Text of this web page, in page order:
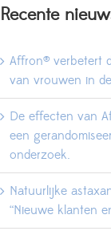
Recente
Affron® verbetert
van vrouwen in
De effecten van
een
onderzoek.
Natuurlijke
“Nieuwe klanten